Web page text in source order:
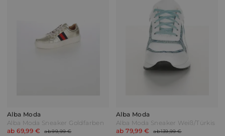
Alba Moda
Alba Moda Sneaker Goldfarben
ab 69,99 €
ab 99,99 €
Alba Moda
Alba Moda Sneaker Weiß/Türkis
ab 79,99 €
ab 139,99 €